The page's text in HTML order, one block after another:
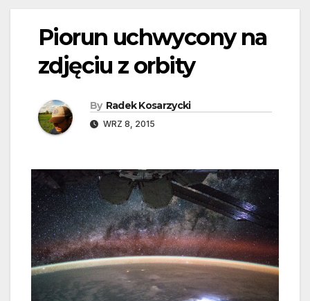
Piorun uchwycony na
zdjęciu z orbity
By Radek Kosarzycki
WRZ 8, 2015